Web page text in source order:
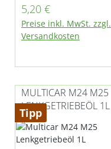
Regulärer Preis:
5,20 €
Preise inkl. MwSt. zzgl.
Versandkosten
Tipp
MULTICAR M24 M25
LENKGETRIEBEÖL 1L